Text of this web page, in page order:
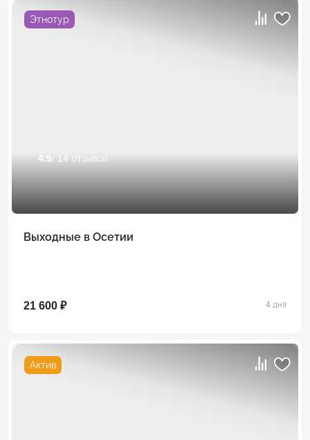
Этнотур
4.9 / 14 отзывов
Выходные в Осетии
21 600 ₽ 4 дня
Актив